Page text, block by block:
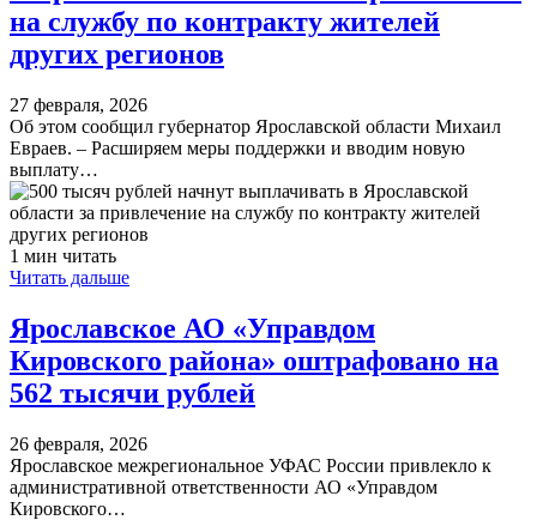
на службу по контракту жителей
других регионов
27 февраля, 2026
Об этом сообщил губернатор Ярославской области Михаил
Евраев. – Расширяем меры поддержки и вводим новую
выплату…
1 мин читать
Читать дальше
Ярославское АО «Управдом
Кировского района» оштрафовано на
562 тысячи рублей
26 февраля, 2026
Ярославское межрегиональное УФАС России привлекло к
административной ответственности АО «Управдом
Кировского…